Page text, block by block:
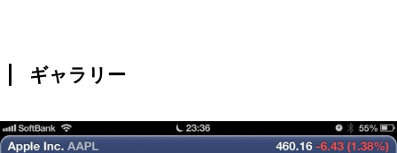
ギャラリー